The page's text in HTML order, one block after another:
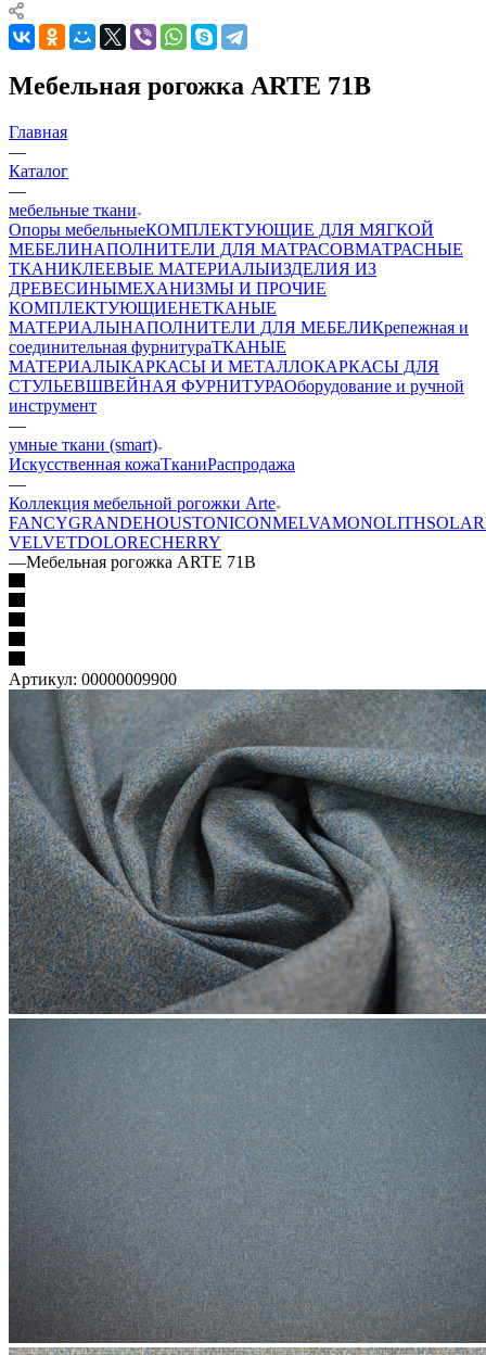
Мебельная рогожка ARTE 71B
Главная
—
Каталог
—
мебельные ткани
Опоры мебельныеКОМПЛЕКТУЮЩИЕ ДЛЯ МЯГКОЙ
МЕБЕЛИНАПОЛНИТЕЛИ ДЛЯ МАТРАСОВМАТРАСНЫЕ
ТКАНИКЛЕЕВЫЕ МАТЕРИАЛЫИЗДЕЛИЯ ИЗ
ДРЕВЕСИНЫМЕХАНИЗМЫ И ПРОЧИЕ
КОМПЛЕКТУЮЩИЕНЕТКАНЫЕ
МАТЕРИАЛЫНАПОЛНИТЕЛИ ДЛЯ МЕБЕЛИКрепежная и
соединительная фурнитураТКАНЫЕ
МАТЕРИАЛЫКАРКАСЫ И МЕТАЛЛОКАРКАСЫ ДЛЯ
СТУЛЬЕВШВЕЙНАЯ ФУРНИТУРАОборудование и ручной
инструмент
—
умные ткани (smart)
Искусственная кожаТканиРаспродажа
—
Коллекция мебельной рогожки Arte
FANCYGRANDEHOUSTONICONMELVAMONOLITHSOLAR
VELVETDOLORECHERRY
—Мебельная рогожка ARTE 71B
Артикул: 00000009900